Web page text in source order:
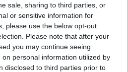
sale, sharing to third parties, or
or sensitive information for
please use the below opt-out
Please note that after your
you may continue seeing
personal information utilized by
disclosed to third parties prior to
οι εμβληματικές τοποθεσίες
σεζόν του Bridgerton